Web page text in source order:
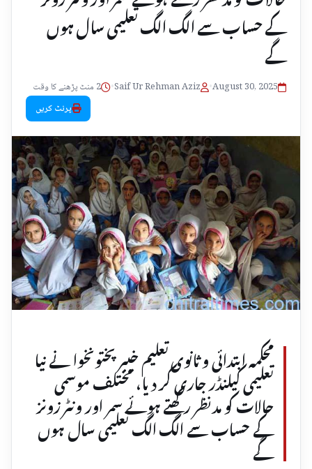
کے حساب سے الگ الگ تعلیمی سال ہوں
گے
August 30, 2025
•
Saif Ur Rehman Aziz
•
2 منٹ پڑھنے کا وقت
پرنٹ کریں
محکمہ ابتدائی و ثانوی تعلیم خیبرپختونخوا نے نیا
تعلیمی کیلنڈر جاری کر دیا، مختلف موسمی
حالات کو مدنظر رکھتے ہوئے سمر اور ونٹر زونز
کے حساب سے الگ الگ تعلیمی سال ہوں
گے